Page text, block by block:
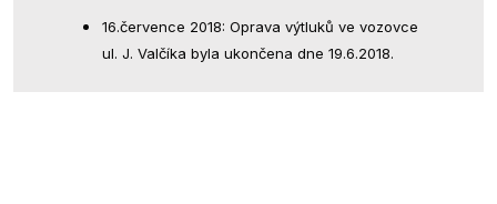
16.července 2018: Oprava výtluků ve vozovce
ul. J. Valčíka byla ukončena dne 19.6.2018.